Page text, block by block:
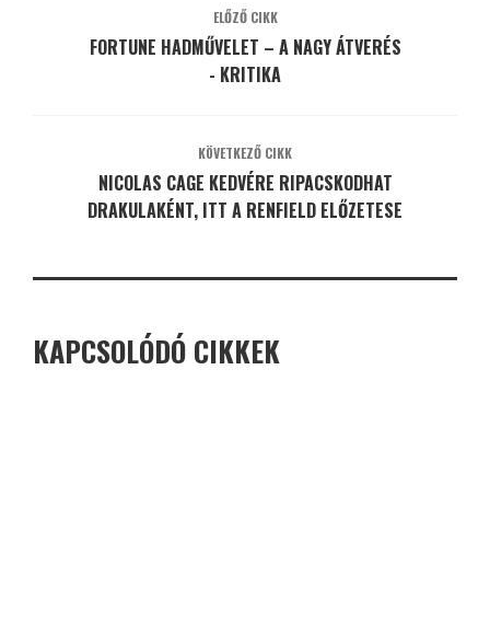
ELŐZŐ CIKK
FORTUNE HADMŰVELET – A NAGY ÁTVERÉS
- KRITIKA
KÖVETKEZŐ CIKK
NICOLAS CAGE KEDVÉRE RIPACSKODHAT
DRAKULAKÉNT, ITT A RENFIELD ELŐZETESE
KAPCSOLÓDÓ CIKKEK